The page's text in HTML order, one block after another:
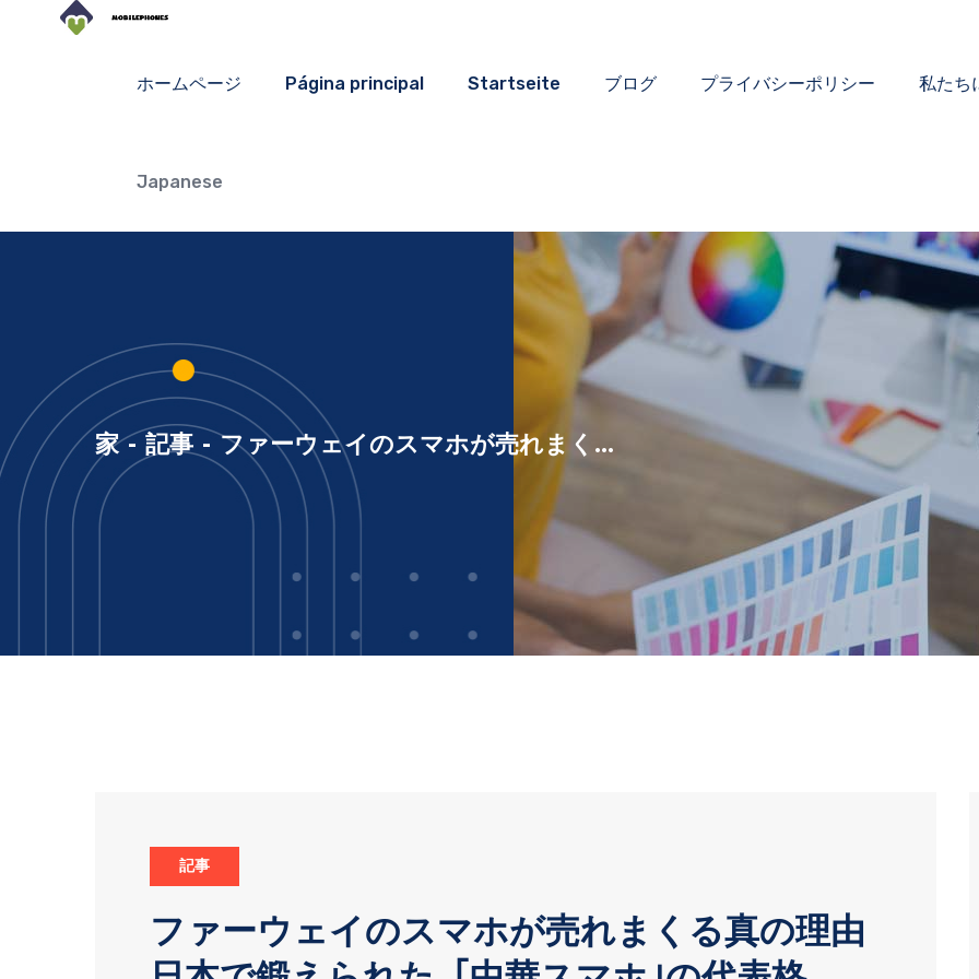
ホームページ Página principal Startseite ブログ プライバシーポリシー 私たち
Japanese
家 - 記事 - ファーウェイのスマホが売れまく...
記事
ファーウェイのスマホが売れまくる真の理由